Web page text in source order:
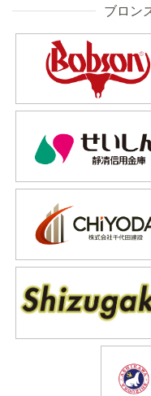
ブロン